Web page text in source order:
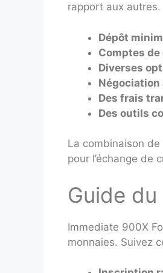
rapport aux
Dépôt
Comptes
Diverses
Des frais
Des outils
La combinaison
pour l’échange de
Guide
Immediate 900X
monnaies. Suivez